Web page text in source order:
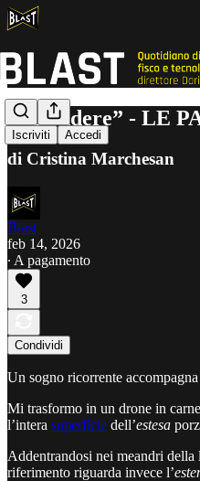
Iscriviti Accedi
“Estendere” - LE
di Cristina Marchesan
Blast
feb 14, 2026
∙ A pagamento
3
Condividi
Un sogno ricorrente
Mi trasformo in un drone in
l’intera superficie dell’estesa
Addentrandosi nei meandri della
riferimento riguarda invece l’